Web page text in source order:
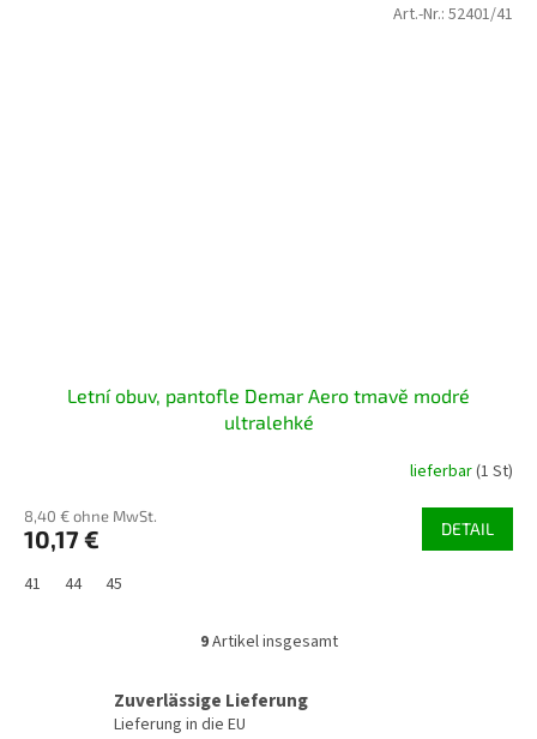
Letní obuv, pantofle Demar Aero tmavě modré
ultralehké
lieferbar(1 St)
8,40 € ohne MwSt.
10,17 € DETAIL
41 44 45
Art.-Nr.: 52401/41
S
e
9Artikel insgesamt
Zuverlässige Lieferung
Lieferung in die EU